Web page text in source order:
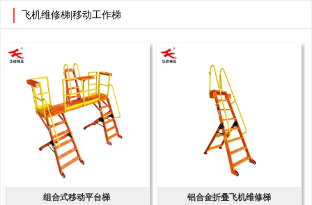
飞机维修梯|移动工作梯
组合式移动平台梯 铝合金折叠飞机维修梯